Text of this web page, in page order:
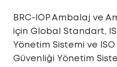
BRC-IOP Ambalaj ve
için Global Standart,
Yönetim Sistemi ve ISO
Güvenliği Yönetim